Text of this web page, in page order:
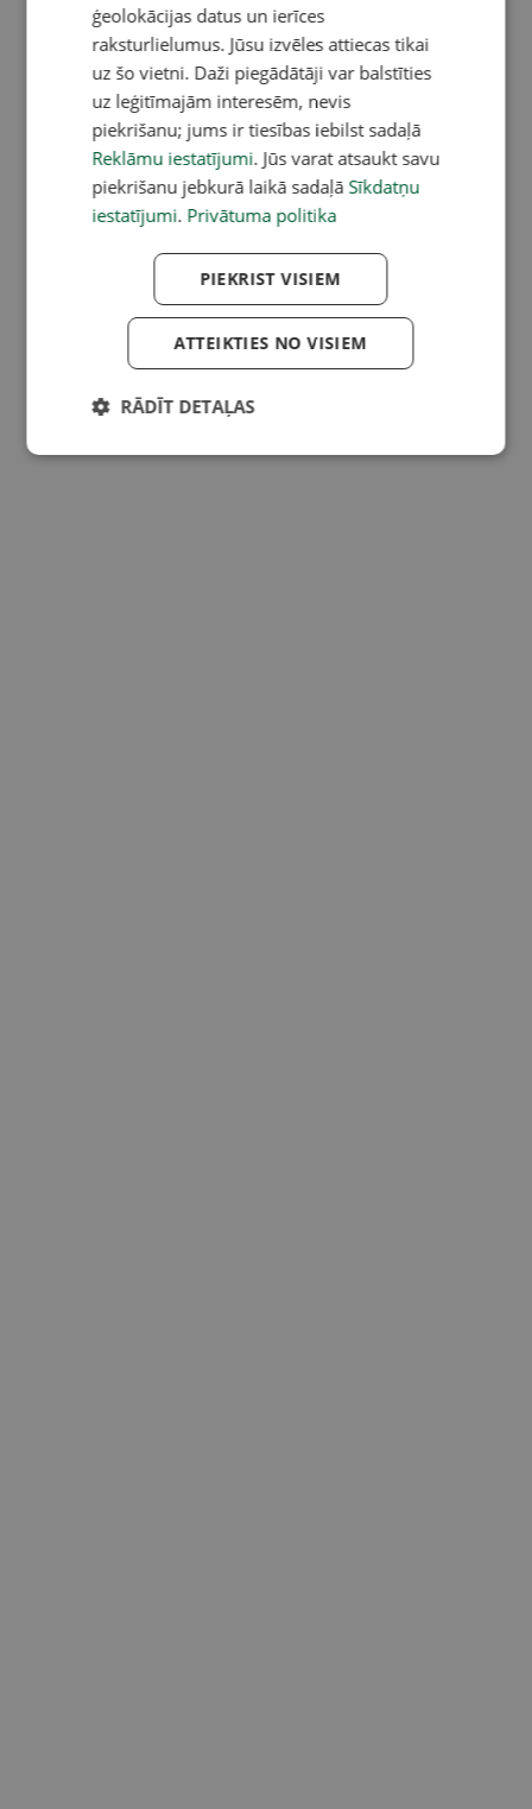
ģeolokācijas datus un ierīces
raksturlielumus. Jūsu izvēles attiecas tikai
uz šo vietni. Daži piegādātāji var balstīties
uz leģitīmajām interesēm, nevis
piekrišanu; jums ir tiesības iebilst sadaļā
Reklāmu iestatījumi. Jūs varat atsaukt savu
piekrišanu jebkurā laikā sadaļā Sīkdatņu
iestatījumi. Privātuma politika
PIEKRIST VISIEM
ATTEIKTIES NO VISIEM
RĀDĪT DETAĻAS